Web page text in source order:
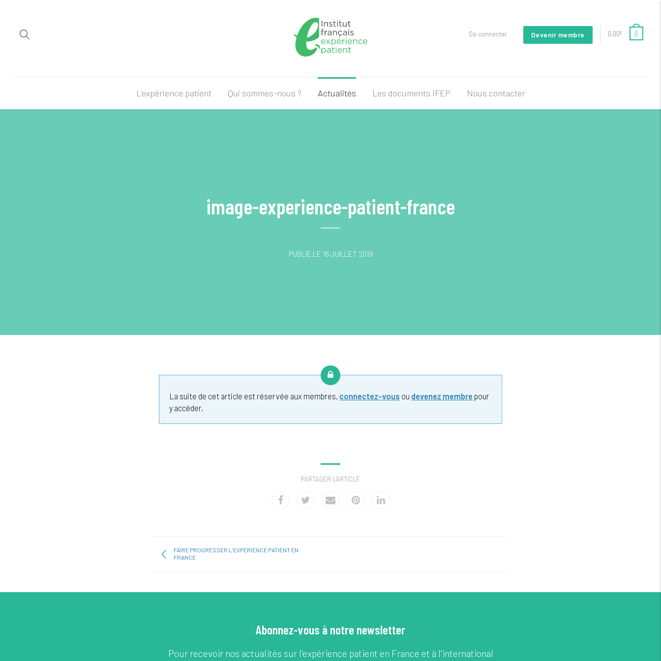
0,00€ 0
Se connecter Devenir membre
L’expérience patient Qui sommes-nous ? Actualités Les documents IFEP Nous contacter
image-experience-patient-france
PUBLIÉ LE 16 JUILLET 2019
La suite de cet article est réservée aux membres, connectez-vous ou devenez membre pour
y accéder.
PARTAGER L'ARTICLE
FAIRE PROGRESSER L’EXPERIENCE PATIENT EN
FRANCE
Abonnez-vous à notre newsletter
Pour recevoir nos actualités sur l'expérience patient en France et à l'international